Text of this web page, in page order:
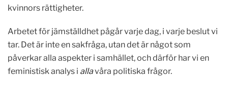
kvinnors rättigheter.
Arbetet för jämställdhet pågår varje dag, i varje beslut vi
tar. Det är inte en sakfråga, utan det är något som
påverkar alla aspekter i samhället, och därför har vi en
feministisk analys i allavåra politiska frågor.